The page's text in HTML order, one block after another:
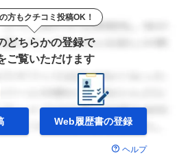
の方もクチコミ投稿OK！
どちらかの登録で
ご覧いただけます
Web履歴書の登録
ヘルプ